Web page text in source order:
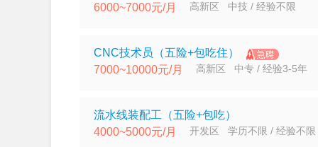
6000~7000元/月 高新区 中技 / 经验不限
CNC技术员（五险+包吃住）
7000~10000元/月 高新区 中专 / 经验3-5年
流水线装配工（五险+包吃）
4000~5000元/月 开发区 学历不限 / 经验不限